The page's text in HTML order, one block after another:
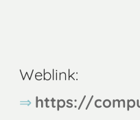
Weblink:
https://